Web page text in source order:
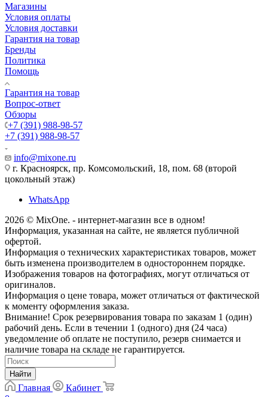
Магазины
Условия оплаты
Условия доставки
Гарантия на товар
Бренды
Политика
Помощь
Гарантия на товар
Вопрос-ответ
Обзоры
+7 (391) 988-98-57
+7 (391) 988-98-57
info@mixone.ru
г. Красноярск, пр. Комсомольский, 18, пом. 68 (второй
цокольный этаж)
WhatsApp
2026 © MixOne. - интернет-магазин все в одном!
Информация, указанная на сайте, не является публичной
офертой.
Информация о технических характеристиках товаров, может
быть изменена производителем в одностороннем порядке.
Изображения товаров на фотографиях, могут отличаться от
оригиналов.
Информация о цене товара, может отличаться от фактической
к моменту оформления заказа.
Внимание! Срок резервирования товара по заказам 1 (один)
рабочий день. Если в течении 1 (одного) дня (24 часа)
уведомление об оплате не поступило, резерв снимается и
наличие товара на складе не гарантируется.
Найти
Главная
Кабинет